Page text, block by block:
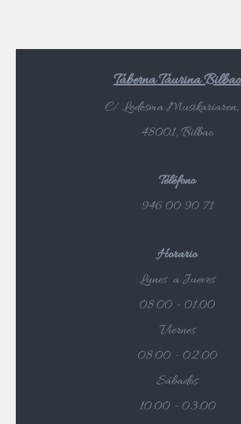
Taberna Taurina Bilbao
C/ Ledesma
48001, Bilbao
Teléfono
946 00 90 71
Horario
Lunes a Jueves
08:00 - 01:00
Viernes
08:00 - 02:00
Sábados
10:00 - 03:00